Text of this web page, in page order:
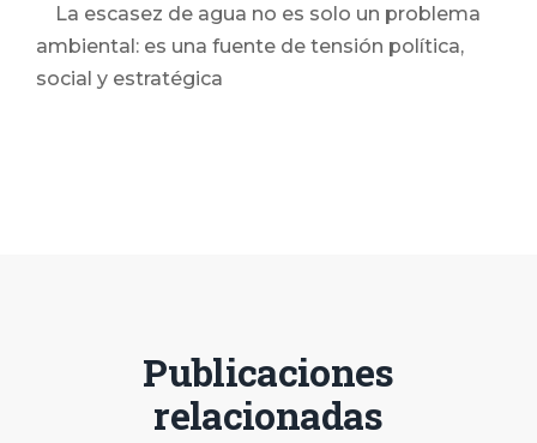
La escasez de agua no es solo un problema
ambiental: es una fuente de tensión política,
social y estratégica
Publicaciones
relacionadas